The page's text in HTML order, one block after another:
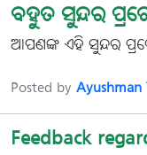
ବହୁତ ସୁନ୍ଦର
ଆପଣଙ୍କ ଏହି ସୁନ୍ଦର
Posted by
Feedback